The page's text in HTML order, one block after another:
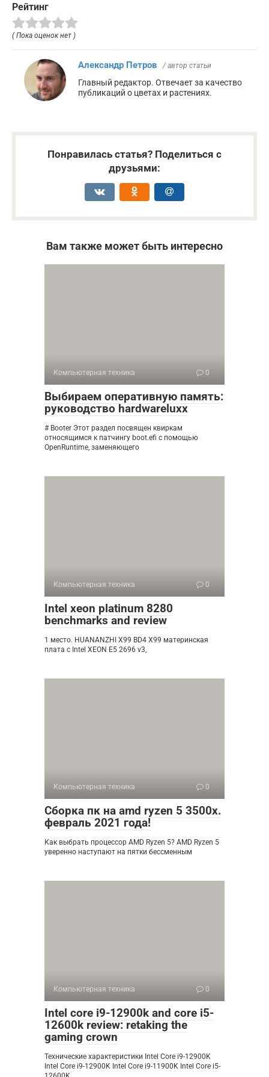
Рейтинг
( Пока оценок нет )
Александр Петров / автор статьи
Главный редактор. Отвечает за качество
публикаций о цветах и растениях.
Понравилась статья? Поделиться с
друзьями:
Вам также может быть интересно
Компьютерная техника 0
Выбираем оперативную память:
руководство hardwareluxx
# Booter Этот раздел посвящен квиркам
относящимся к патчингу boot.efi с помощью
OpenRuntime, заменяющего
Компьютерная техника 0
Intel xeon platinum 8280
benchmarks and review
1 место. HUANANZHI X99 BD4 X99 материнская
плата с Intel XEON E5 2696 v3,
Компьютерная техника 0
Сборка пк на amd ryzen 5 3500x.
февраль 2021 года!
Как выбрать процессор AMD Ryzen 5? AMD Ryzen 5
уверенно наступают на пятки бессменным
Компьютерная техника 0
Intel core i9-12900k and core i5-
12600k review: retaking the
gaming crown
Технические характеристики Intel Core i9-12900K
Intel Core i9-12900K Intel Core i9-11900K Intel Core i5-